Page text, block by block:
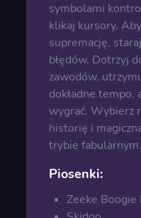
symbolami
klikaj kursory.
supremację,
błędów. Dotrzyj
zawodów,
dokładne tempo,
wygrać. Wybierz
historię i
trybie fabularnym.
Piosenki:
Zeeke Boogie